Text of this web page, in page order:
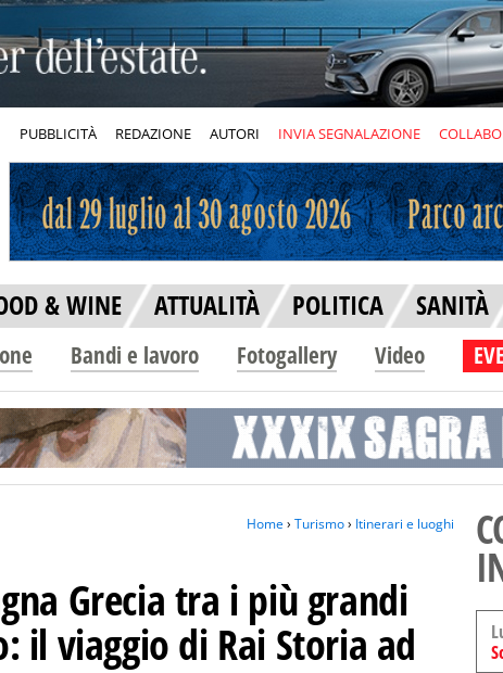
PUBBLICITÀ REDAZIONE AUTORI INVIA SEGNALAZIONE
& WINE ATTUALITÀ POLITICA SANITÀ
Bandi e lavoro Fotogallery Video
Home› Turismo› Itinerari e luoghi
Grecia tra i più grandi
il viaggio di Rai Storia ad